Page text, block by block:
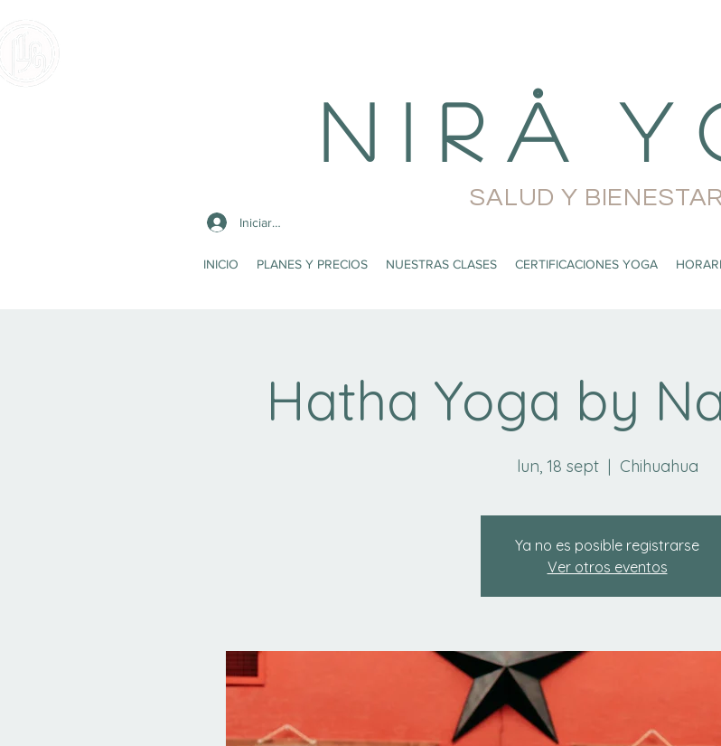
N i r å Y
Iniciar sesión
INICIO PLANES Y PRECIOS NUESTRAS CLASES CERTIFICACIONES YOGA
SALUD Y BIENESTAR
Hatha Yoga by
lun, 18 sept
  |
Chihuahua
Ya no es posible registrarse
Ver otros eventos